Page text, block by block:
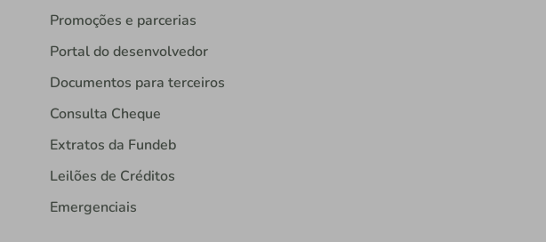
Promoções e parcerias
Portal do desenvolvedor
Documentos para terceiros
Consulta Cheque
Extratos da Fundeb
Leilões de Créditos
Emergenciais